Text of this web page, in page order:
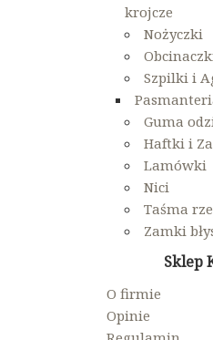
krojcze
Nożyczki
Szpilki i
Guma
Haftki i
Lamówki
Nici
Taśma
Zamki
Sklep
O firmie
Opinie